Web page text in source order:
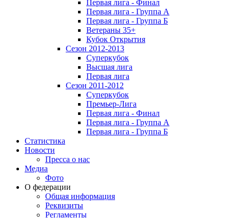
Первая лига - Финал
Первая лига - Группа А
Первая лига - Группа Б
Ветераны 35+
Кубок Открытия
Сезон 2012-2013
Суперкубок
Высшая лига
Первая лига
Сезон 2011-2012
Суперкубок
Премьер-Лига
Первая лига - Финал
Первая лига - Группа А
Первая лига - Группа Б
Статистика
Новости
Пресса о нас
Медиа
Фото
О федерации
Общая информация
Реквизиты
Регламенты